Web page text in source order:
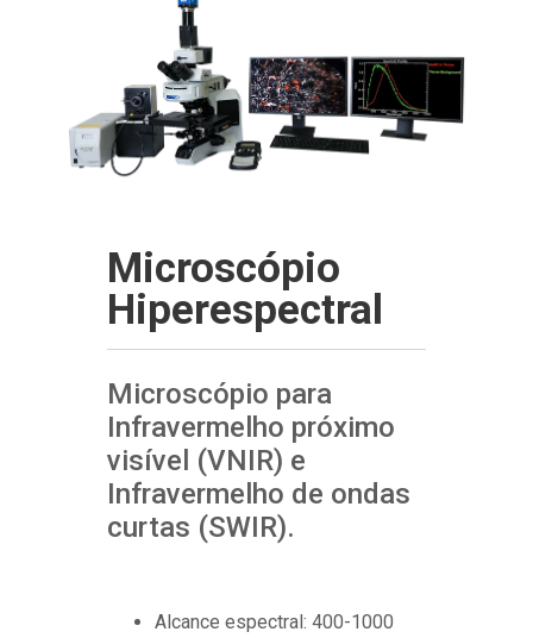
Microscópio
Hiperespectral
Microscópio para
Infravermelho próximo
visível (VNIR) e
Infravermelho de ondas
curtas (SWIR).
Alcance espectral: 400-1000